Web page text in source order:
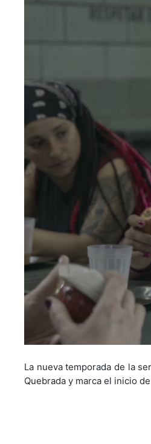
La nueva temporada de la
Quebrada y marca el inicio